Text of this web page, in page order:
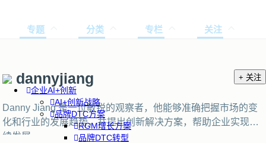
企业AI+创新
AI+创新战略
品牌DTC方案
RGM增长方案
品牌DTC转型
专题 分类 专栏 关注
dannyjiang + 关注
Danny Jiang 是一位敏锐的观察者，他能够准确把握市场的变
化和行业的发展趋势，并提出创新解决方案，帮助企业实现持
续发展。